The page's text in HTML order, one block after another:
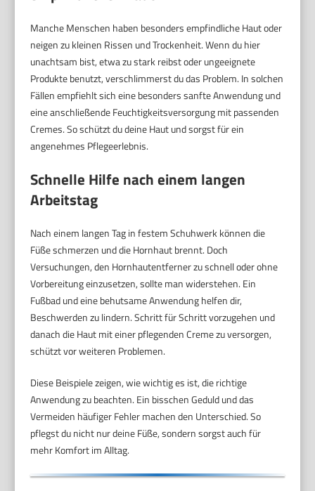
Manche Menschen haben besonders empfindliche Haut oder
neigen zu kleinen Rissen und Trockenheit. Wenn du hier
unachtsam bist, etwa zu stark reibst oder ungeeignete
Produkte benutzt, verschlimmerst du das Problem. In solchen
Fällen empfiehlt sich eine besonders sanfte Anwendung und
eine anschließende Feuchtigkeitsversorgung mit passenden
Cremes. So schützt du deine Haut und sorgst für ein
angenehmes Pflegeerlebnis.
Schnelle Hilfe nach einem langen
Arbeitstag
Nach einem langen Tag in festem Schuhwerk können die
Füße schmerzen und die Hornhaut brennt. Doch
Versuchungen, den Hornhautentferner zu schnell oder ohne
Vorbereitung einzusetzen, sollte man widerstehen. Ein
Fußbad und eine behutsame Anwendung helfen dir,
Beschwerden zu lindern. Schritt für Schritt vorzugehen und
danach die Haut mit einer pflegenden Creme zu versorgen,
schützt vor weiteren Problemen.
Diese Beispiele zeigen, wie wichtig es ist, die richtige
Anwendung zu beachten. Ein bisschen Geduld und das
Vermeiden häufiger Fehler machen den Unterschied. So
pflegst du nicht nur deine Füße, sondern sorgst auch für
mehr Komfort im Alltag.